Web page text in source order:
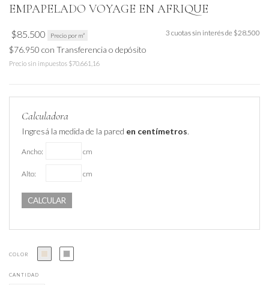
EMPAPELADO VOYAGE EN AFRIQUE
$85.500 Precio por m²
$76.950 con Transferencia o depósito
Precio sin impuestos $70.661,16
3 cuotas sin interés de $28.500
Calculadora
Ingresá la medida de la pared en centímetros.
Ancho: cm
Alto: cm
CALCULAR
COLOR
CANTIDAD